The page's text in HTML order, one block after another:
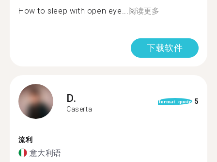
How to sleep with open eye...阅读更多
下载软件
D.
Caserta
format_quote 5
流利
意大利语